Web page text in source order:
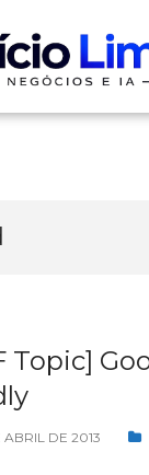
Topic]
ABRIL DE 2013